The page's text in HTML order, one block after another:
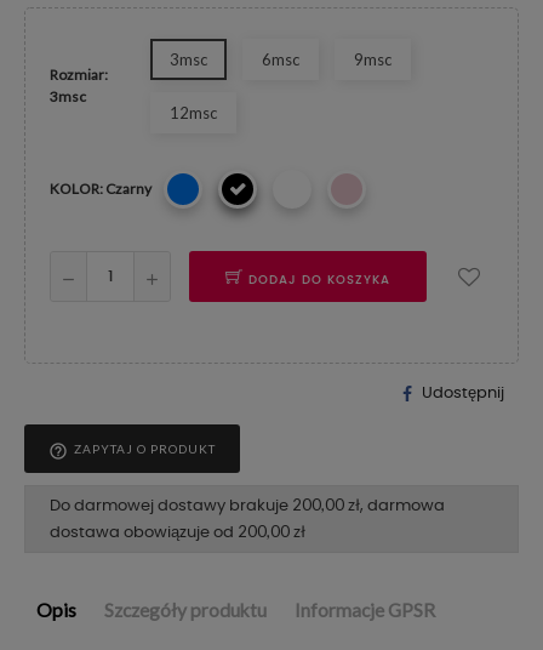
Rozmiar:
3msc
3msc 6msc 9msc
12msc
KOLOR: Czarny
DODAJ DO KOSZYKA
Udostępnij
help_outline ZAPYTAJ O PRODUKT
Do darmowej dostawy brakuje 200,00 zł, darmowa
dostawa obowiązuje od 200,00 zł
Opis Szczegóły produktu Informacje GPSR